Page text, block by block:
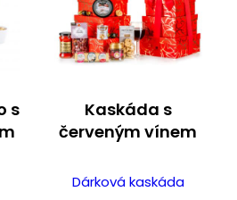
s
Kaskáda s
červeným vínem
Dárková kaskáda